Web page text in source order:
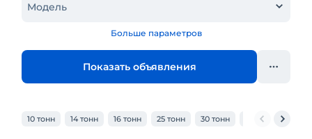
Модель
Больше параметров
Показать объявления
10 тонн 14 тонн 16 тонн 25 тонн 30 тонн 32 тонн